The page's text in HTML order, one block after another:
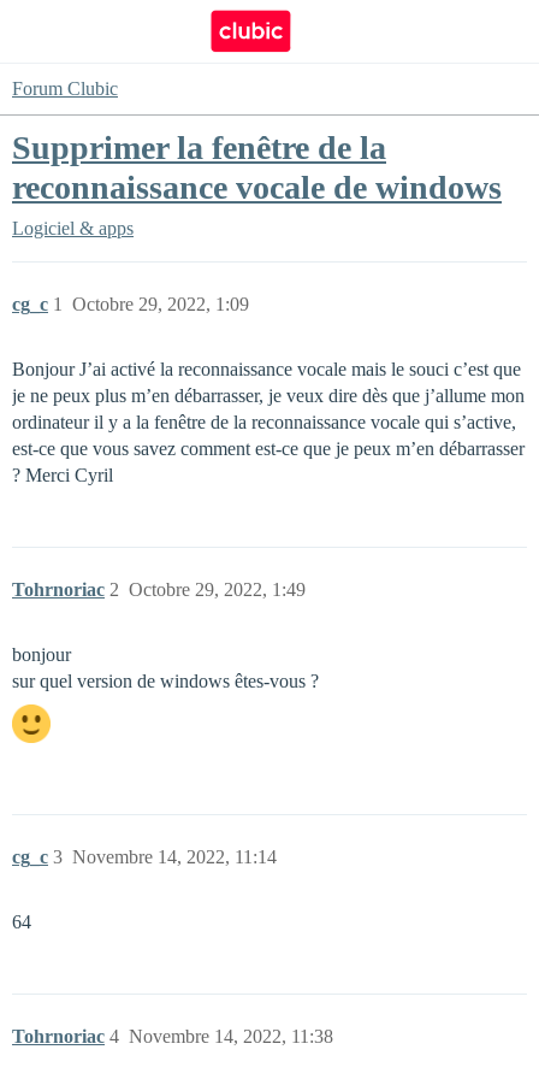
Forum Clubic
Supprimer la fenêtre de la
reconnaissance vocale de windows
Logiciel & apps
cg_c Octobre 29, 2022, 1:09
1
Bonjour J’ai activé la reconnaissance vocale mais le souci c’est que
je ne peux plus m’en débarrasser, je veux dire dès que j’allume mon
ordinateur il y a la fenêtre de la reconnaissance vocale qui s’active,
est-ce que vous savez comment est-ce que je peux m’en débarrasser
? Merci Cyril
Tohrnoriac Octobre 29, 2022, 1:49
2
bonjour
sur quel version de windows êtes-vous ?
cg_c Novembre 14, 2022, 11:14
3
64
Tohrnoriac Novembre 14, 2022, 11:38
4